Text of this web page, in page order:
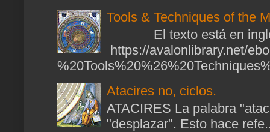
Tools & Techniques of the
El texto está en
https://avalonlibrary.net/
Atacires no, ciclos.
ATACIRES La palabra
"desplazar". Esto hace